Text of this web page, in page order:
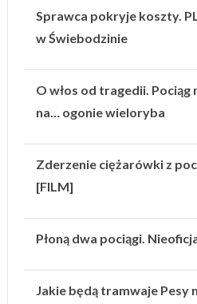
Sprawca pokryje koszty.
w Świebodzinie
O włos od tragedii. Pociąg
na… ogonie wieloryba
Zderzenie ciężarówki z
[FILM]
Płoną dwa pociągi.
Jakie będą tramwaje Pesy